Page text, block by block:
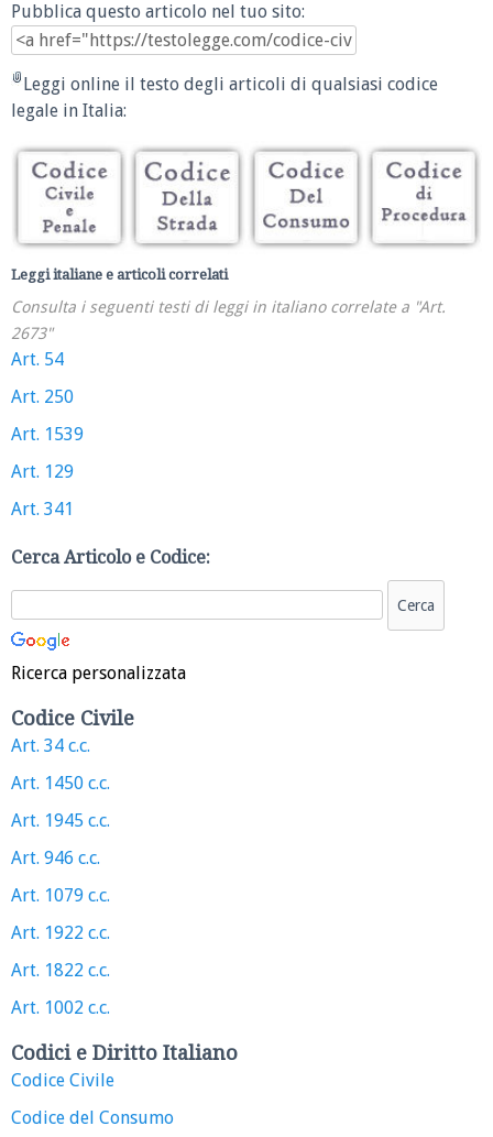
Pubblica questo articolo nel tuo sito:
Leggi online il testo degli articoli di qualsiasi codice
legale in Italia:
Leggi italiane e articoli correlati
Consulta i seguenti testi di leggi in italiano correlate a "Art.
2673"
Art. 54
Art. 250
Art. 1539
Art. 129
Art. 341
Cerca Articolo e Codice:
Ricerca personalizzata
Codice Civile
Art. 34 c.c.
Art. 1450 c.c.
Art. 1945 c.c.
Art. 946 c.c.
Art. 1079 c.c.
Art. 1922 c.c.
Art. 1822 c.c.
Art. 1002 c.c.
Codici e Diritto Italiano
Codice Civile
Codice del Consumo